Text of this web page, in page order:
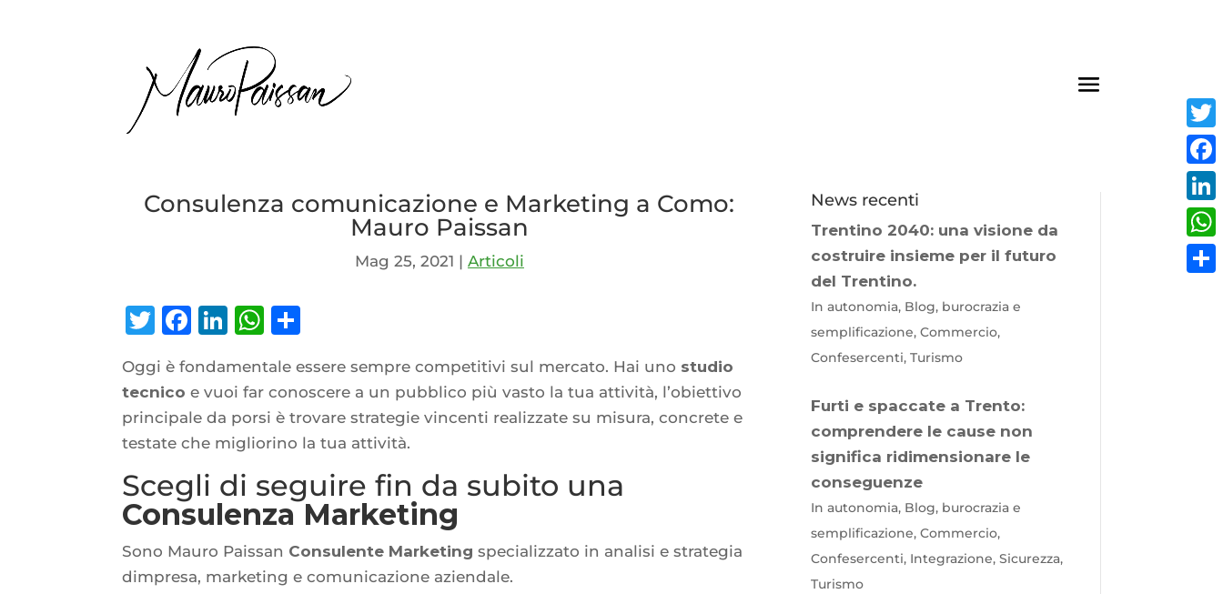
Consulenza comunicazione e Marketing a Como:
Mauro Paissan
Mag 25, 2021 | Articoli
Twitter
Facebook
LinkedIn
WhatsApp
Oggi è fondamentale essere sempre competitivi sul mercato. Hai uno studio
tecnico e vuoi far conoscere a un pubblico più vasto la tua attività, l’obiettivo
principale da porsi è trovare strategie vincenti realizzate su misura, concrete e
testate che migliorino la tua attività.
Scegli di seguire fin da subito una
Consulenza Marketing
Sono Mauro Paissan Consulente Marketing specializzato in analisi e strategia
dimpresa, marketing e comunicazione aziendale.
News recenti
Trentino 2040: una visione da
costruire insieme per il futuro
del Trentino.
In autonomia, Blog, burocrazia e
semplificazione, Commercio,
Confesercenti, Turismo
Furti e spaccate a Trento:
comprendere le cause non
significa ridimensionare le
conseguenze
In autonomia, Blog, burocrazia e
semplificazione, Commercio,
Confesercenti, Integrazione, Sicurezza,
Turismo